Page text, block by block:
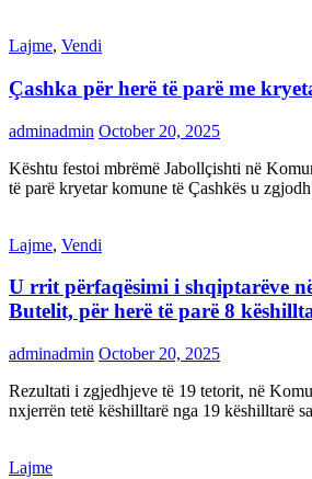
Lajme, Vendi
Çashka për herë të parë me
adminadmin October 20, 2025
Kështu festoi mbrëmë Jabollçishti në
të parë kryetar komune të Çashkës u
Lajme, Vendi
U rrit përfaqësimi i shqiptarëve
Butelit, për herë të parë 8
adminadmin October 20, 2025
Rezultati i zgjedhjeve të 19 tetorit, në
nxjerrën tetë këshilltarë nga 19 këshilltarë
Lajme